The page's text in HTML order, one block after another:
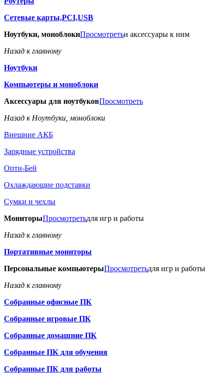
Сетевые карты,PCI,USB
Ноутбуки, моноблокиПросмотретьи аксессуары к ним
Назад к главному
Ноутбуки
Компьютеры и моноблоки
Аксессуары для ноутбуковПросмотреть
Назад к Ноутбуки, моноблоки
Внешние АКБ
Зарядные устройства
Опти-Бей
Охлаждающие подставки
Сумки и чехлы
МониторыПросмотретьдля игр и работы
Назад к главному
Портативные мониторы
Персональные компьютерыПросмотретьдля игр и работы
Назад к главному
Собранные офисные ПК
Собранные игровые ПК
Собранные домашние ПК
Собранные ПК для обучения
Собранные ПК для работы